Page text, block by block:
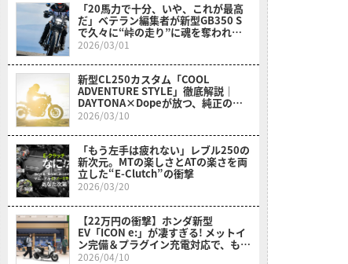
「20馬力で十分、いや、これが最高
だ」ベテラン編集者が新型GB350 S
で久々に“峠の走り”に魂を奪われた
理由
2026/03/01
新型CL250カスタム「COOL
ADVENTURE STYLE」徹底解説｜
DAYTONA×Dopeが放つ、純正の枠
を超えたワイルドなスクランブラー
2026/03/10
「もう左手は疲れない」レブル250の
新次元。MTの楽しさとATの楽さを両
立した“E-Clutch”の衝撃
2026/03/20
【22万円の衝撃】ホンダ新型
EV「ICON e:」が凄すぎる! メットイ
ン完備＆プラグイン充電対応で、もう
ガソリン車に戻れない？
2026/04/10